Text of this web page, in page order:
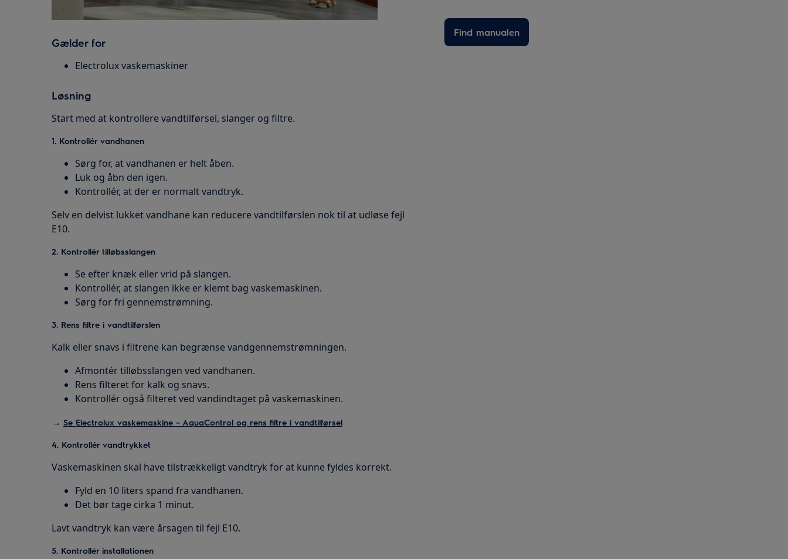
Gælder for
Electrolux vaskemaskiner
Løsning
Start med at kontrollere vandtilførsel, slanger og filtre.
1. Kontrollér vandhanen
Sørg for, at vandhanen er helt åben.
Luk og åbn den igen.
Kontrollér, at der er normalt vandtryk.
Selv en delvist lukket vandhane kan reducere vandtilførslen nok til at udløse fejl
E10.
2. Kontrollér tilløbsslangen
Se efter knæk eller vrid på slangen.
Kontrollér, at slangen ikke er klemt bag vaskemaskinen.
Sørg for fri gennemstrømning.
3. Rens filtre i vandtilførslen
Kalk eller snavs i filtrene kan begrænse vandgennemstrømningen.
Afmontér tilløbsslangen ved vandhanen.
Rens filteret for kalk og snavs.
Kontrollér også filteret ved vandindtaget på vaskemaskinen.
→ Se Electrolux vaskemaskine – AquaControl og rens filtre i vandtilførsel
4. Kontrollér vandtrykket
Vaskemaskinen skal have tilstrækkeligt vandtryk for at kunne fyldes korrekt.
Fyld en 10 liters spand fra vandhanen.
Det bør tage cirka 1 minut.
Lavt vandtryk kan være årsagen til fejl E10.
5. Kontrollér installationen
Find manualen